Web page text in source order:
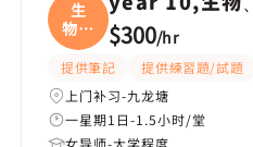
生
物、
数学
$300/hr
提供筆記 提供練習題/試題
上门补习-九龙塘
一星期1日-1.5小时/堂
女导师-大学程度